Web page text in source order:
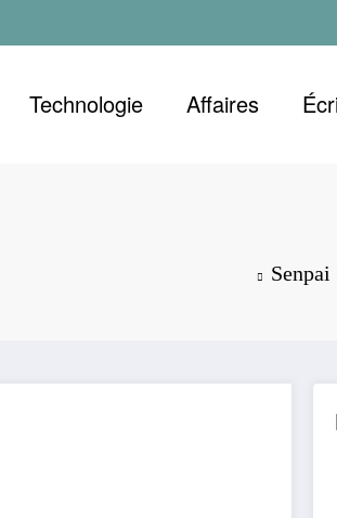
Technologie Affaires